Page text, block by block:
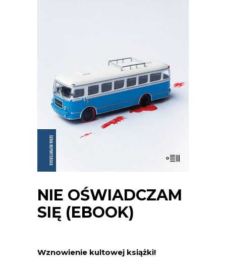
NIE OŚWIADCZAM
SIĘ (EBOOK)
Wznowienie kultowej książki!